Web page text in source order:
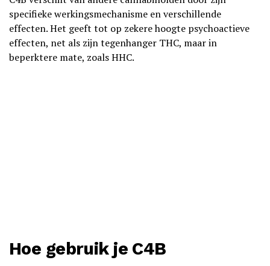
specifieke werkingsmechanisme en verschillende
effecten. Het geeft tot op zekere hoogte psychoactieve
effecten, net als zijn tegenhanger THC, maar in
beperktere mate, zoals HHC.
Hoe gebruik je C4B